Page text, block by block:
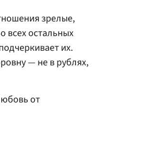
зрелые,
всех остальных
их.
— не в рублях,
от